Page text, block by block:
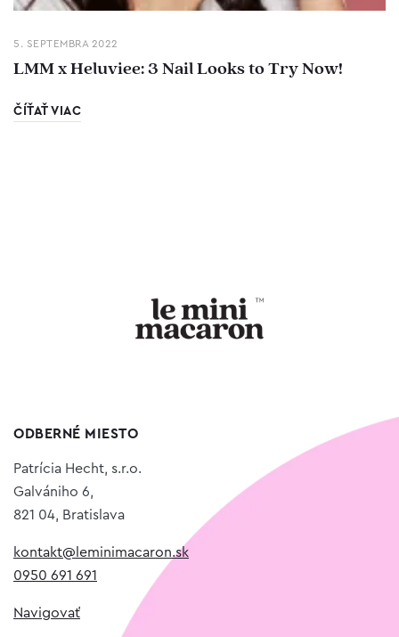
5. SEPTEMBRA 2022
LMM x Heluviee: 3 Nail Looks to Try Now!
ČÍŤAŤ VIAC
ODBERNÉ MIESTO
Patrícia Hecht, s.r.o.
Galvániho 6,
821 04, Bratislava
kontakt@leminimacaron.sk
0950 691 691
Navigovať